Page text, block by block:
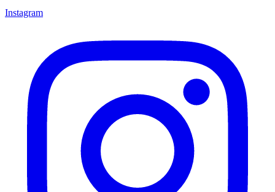
Instagram